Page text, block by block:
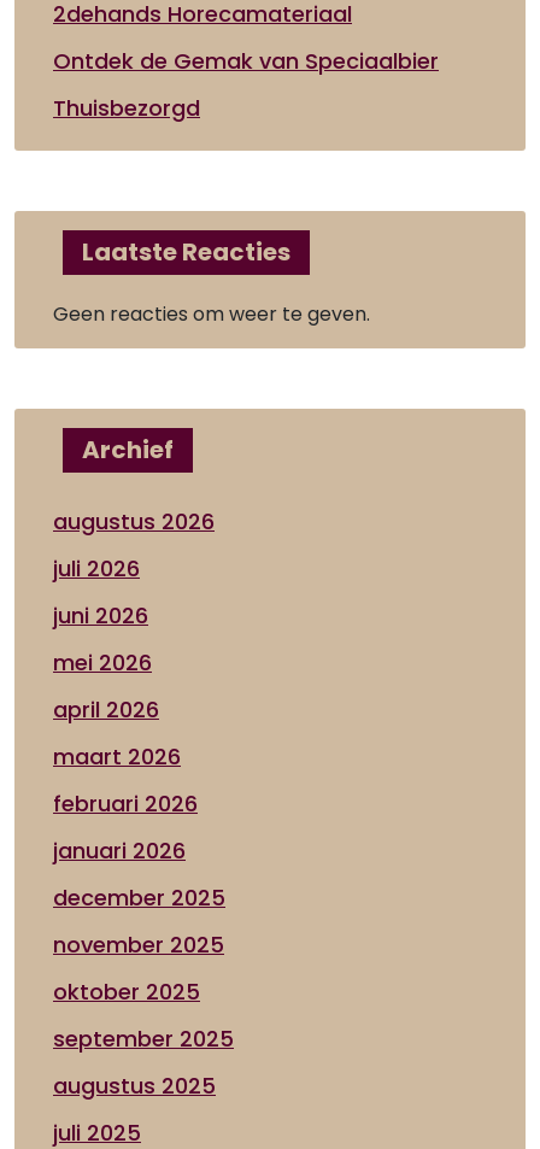
2dehands Horecamateriaal
Ontdek de Gemak van Speciaalbier
Thuisbezorgd
Laatste Reacties
Geen reacties om weer te geven.
Archief
augustus 2026
juli 2026
juni 2026
mei 2026
april 2026
maart 2026
februari 2026
januari 2026
december 2025
november 2025
oktober 2025
september 2025
augustus 2025
juli 2025